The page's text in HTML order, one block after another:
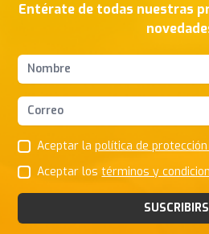
Entérate de todas nuestras
Nombres y apellidos
Correo Electrónico
Aceptar lapolítica de
Aceptar lostérminos y